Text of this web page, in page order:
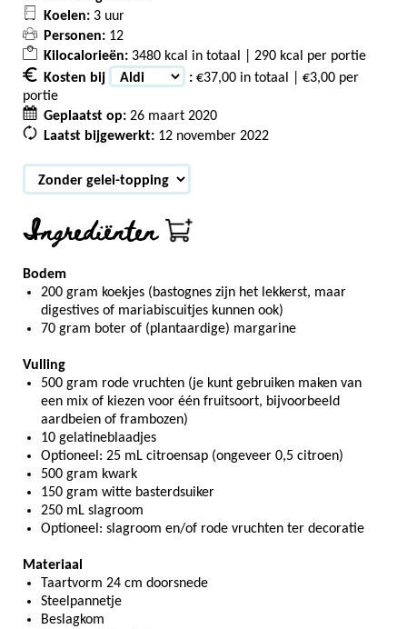
Koelen: 3 uur
Personen: 12
Kilocalorieën: 3480 kcal in totaal | 290 kcal per portie
Kosten bij
: €37,00 in totaal | €3,00 per
portie
Geplaatst op: 26 maart 2020
Laatst bijgewerkt: 12 november 2022
Ingrediënten
Bodem
200 gram koekjes (bastognes zijn het lekkerst, maar
digestives of mariabiscuitjes kunnen ook)
70 gram boter of (plantaardige) margarine
Vulling
500 gram rode vruchten (je kunt gebruiken maken van
een mix of kiezen voor één fruitsoort, bijvoorbeeld
aardbeien of frambozen)
10 gelatineblaadjes
Optioneel: 25 mL citroensap (ongeveer 0,5 citroen)
500 gram kwark
150 gram witte basterdsuiker
250 mL slagroom
Optioneel: slagroom en/of rode vruchten ter decoratie
Materiaal
Taartvorm 24 cm doorsnede
Steelpannetje
Beslagkom